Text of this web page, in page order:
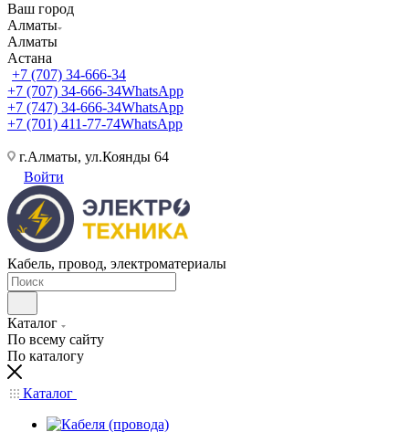
Ваш город
Алматы
Алматы
Астана
+7 (707) 34-666-34
+7 (707) 34-666-34WhatsApp
+7 (747) 34-666-34WhatsApp
+7 (701) 411-77-74WhatsApp
г.Алматы, ул.Коянды 64
Войти
Кабель, провод, электроматериалы
Каталог
По всему сайту
По каталогу
Каталог